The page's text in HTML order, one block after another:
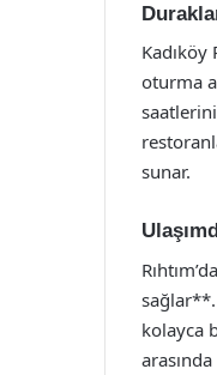
oturma
sunar.
sağlar**.
kolayca